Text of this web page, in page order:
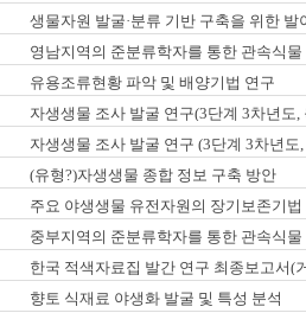
년)
생물자원 발굴·분류 기반 구축을 위한
영남지역의 준분류학자를 통한 관속식물
유용조류현황 파악 및 배양기법 연구
자생생물 조사 발굴 연구(3단계 3차년도,
자생생물 조사 발굴 연구 (3단계 3차년도
(유형?)자생생물 종합 정보 구축 방안
주요 야생생물 유전자원의 장기보존기
중부지역의 준분류학자를 통한 관속식물
한국 적색자료집 발간 연구 최종보고서(
적색목록집 영문판 개정)
향토 식재료 야생화 발굴 및 특성 분석